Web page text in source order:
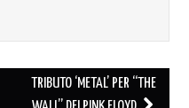
TRIBUTO ‘METAL’ PER “THE